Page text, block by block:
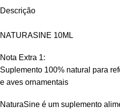
Descrição
NATURASINE 10ML
Nota Extra 1:
Suplemento 100% natural para
e aves ornamentais
NaturaSine é um suplemento